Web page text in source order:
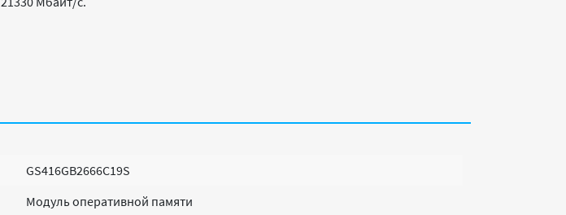
GS416GB2666C19S
Модуль оперативной памяти